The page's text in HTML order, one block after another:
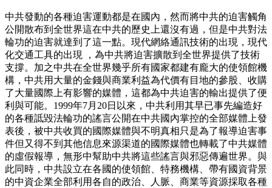
中共發動的各種迫害運動都是在國內，然而將中共的迫害觸角
公開散布到全世界這在中共的歷史上還沒有過，但是中共對法
輪功的迫害就達到了這一點。現代網絡通訊技術的出現，現代
化交通工具的出現 ，為中共將迫害擴散到全世界提供了技術
支撐。加之中共在全世界幾乎所有國家都建有龐大的使領館機
構，中共用大量的金錢與商業利益為代價有目地的參股、收購
了大量國際上有影響的媒體，這都為中共迫害的輸出提供了便
利與可能。1999年7月20日以來，中共利用其早已事先編造好
的各種詆毀法輪功的謠言公開在中共國內掌控的全部媒體上發
表後，被中共收買的國際媒體與不明真相只是為了報導迫害事
件但又得不到其他信息來源渠道的國際媒體也轉載了中共媒體
的虛假報導，無形中幫助中共將這些謠言與邪惡傳遍世界。與
此同時，中共設立在各國的使領館、特務機構、帶有國資背景
的中資企業全部利用各自的政治、人脈、商業等資源採取各種